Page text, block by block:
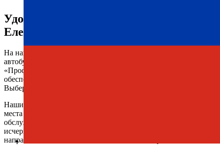
Удобное расписание автобусов
Еленовка — Алушта
На нашем сайте всегда доступно актуальное расписание
автобусов Еленовка — Алушта с автовокзала. Компания
«Профи-Тур» стабильно предоставляет услуги перевозок,
обеспечивая своим клиентам комфорт и надежность.
Выберите удобную дату и отправляйтесь в путь.
Наши регулярные рейсы позволяют легко найти свободные
места на любую дату. Пассажиры всегда довольны качеством
обслуживания и возвращаются к нам снова. Мы собрали всю
исчерпывающую информацию о поездках в данном
направлении, чтобы не осталось лишних вопросов.